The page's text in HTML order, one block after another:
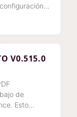
y
V0.515.0
de
Esto